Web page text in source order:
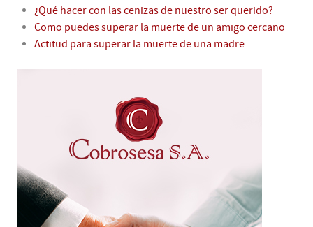
¿Qué hacer con las cenizas de nuestro ser querido?
Como puedes superar la muerte de un amigo cercano
Actitud para superar la muerte de una madre